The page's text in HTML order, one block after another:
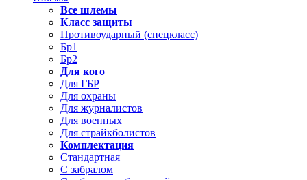
Все шлемы
Класс защиты
Противоударный (спецкласс)
Бр1
Бр2
Для кого
Для ГБР
Для охраны
Для журналистов
Для военных
Для страйкболистов
Комплектация
Стандартная
С забралом